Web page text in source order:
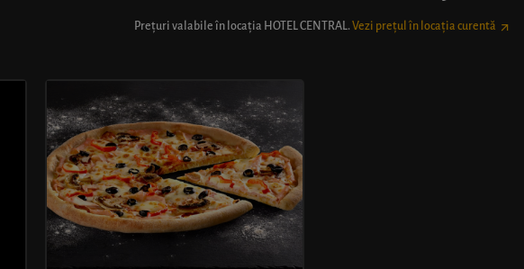
Prețuri valabile în locația HOTEL CENTRAL. Vezi prețul în locația curentă